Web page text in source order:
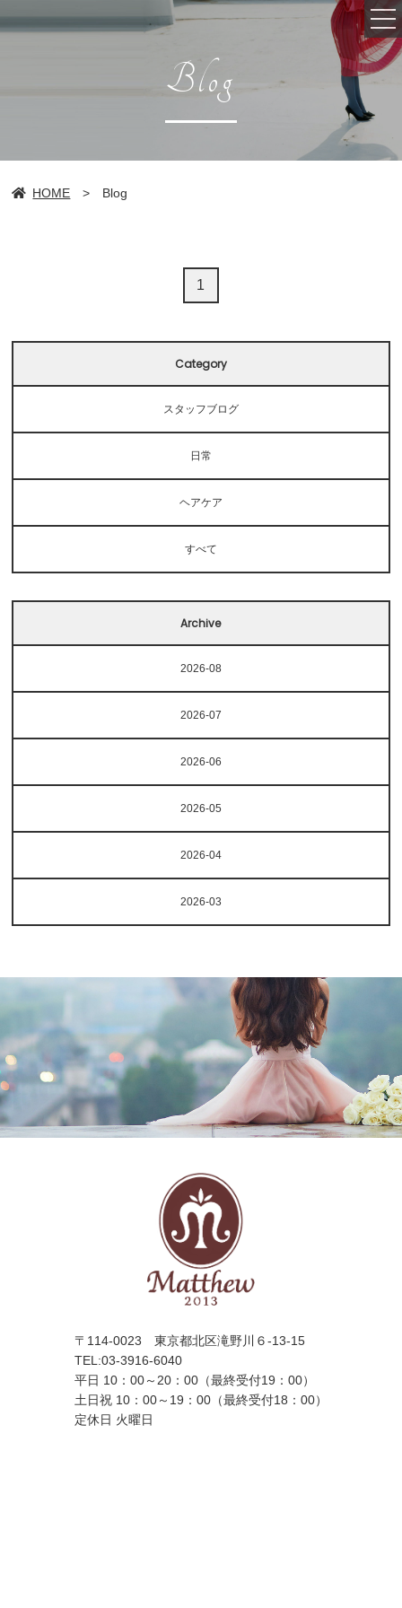
Blog
News
HOME > Blog
1
Category
スタッフブログ
日常
ヘアケア
すべて
Archive
2026-08
2026-07
2026-06
2026-05
2026-04
2026-03
〒114-0023 東京都北区滝野川６-13-15
TEL:03-3916-6040
平日 10：00～20：00（最終受付19：00）
土日祝 10：00～19：00（最終受付18：00）
定休日 火曜日